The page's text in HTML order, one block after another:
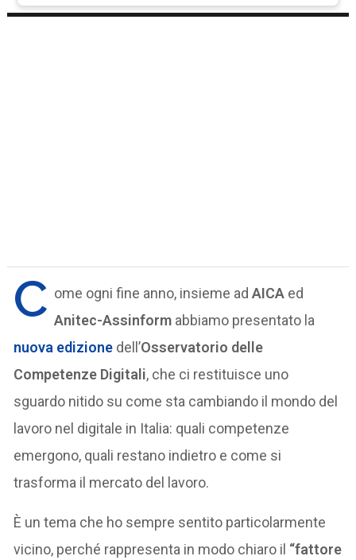
C ome ogni fine anno, insieme adAICA ed
Anitec-Assinform abbiamo presentato la
nuova edizione dell’Osservatorio delle
Competenze Digitali, che ci restituisce uno
sguardo nitido su come sta cambiando il mondo del
lavoro nel digitale in Italia: quali competenze
emergono, quali restano indietro e come si
trasforma il mercato del lavoro.
È un tema che ho sempre sentito particolarmente
vicino, perché rappresenta in modo chiaro il “fattore